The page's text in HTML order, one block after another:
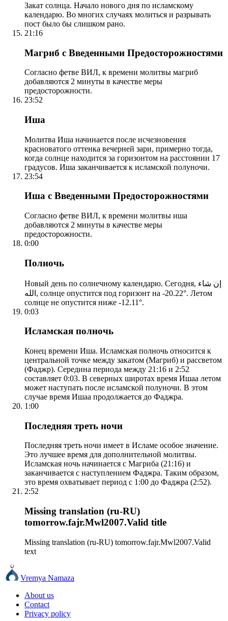
Закат солнца. Начало нового дня по исламскому
календарю. Во многих случаях молиться и разрывать
пост было бы слишком рано.
21:16
Магриб с Введенными Предосторожностями
Согласно фетве ВИЛ, к времени молитвы магриб
добавляются 2 минуты в качестве меры
предосторожности.
23:52
Иша
Молитва Иша начинается после исчезновения
красноватого оттенка вечерней зари, примерно тогда,
когда солнце находится за горизонтом на расстоянии 17
градусов. Иша заканчивается к исламской полуночи.
23:54
Иша с Введенными Предосторожностями
Согласно фетве ВИЛ, к времени молитвы иша
добавляются 2 минуты в качестве меры
предосторожности.
0:00
Полночь
Новый день по солнечному календарю. Сегодня, إن شاء
الله, солнце опустится под горизонт на -20.22°. Летом
солнце не опустится ниже -12.11°.
0:03
Исламская полночь
Конец времени Иша. Исламская полночь относится к
центральной точке между закатом (Магриб) и рассветом
(Фаджр). Середина периода между 21:16 и 2:52
составляет 0:03. В северных широтах время Ишаа летом
может наступать после исламской полуночи. В этом
случае время Ишаа продолжается до Фаджра.
1:00
Последняя треть ночи
Последняя треть ночи имеет в Исламе особое значение.
Это лучшее время для дополнительной молитвы.
Исламская ночь начинается с Магриба (21:16) и
заканчивается с наступлением Фаджра. Таким образом,
это время охватывает период с 1:00 до Фаджра (2:52).
2:52
Missing translation (ru-RU)
tomorrow.fajr.Mwl2007.Valid title
Missing translation (ru-RU) tomorrow.fajr.Mwl2007.Valid
text
Vremya Namaza
About us
Contact
Privacy policy